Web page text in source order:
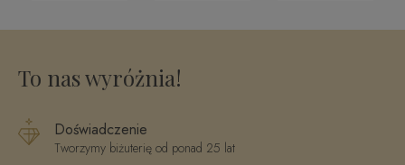
To nas wyróżnia!
Doświadczenie
Tworzymy biżuterię od ponad 25 lat